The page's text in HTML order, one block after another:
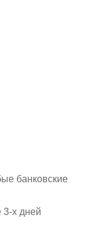
банковские
3-х дней